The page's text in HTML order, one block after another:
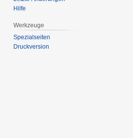
Hilfe
Werkzeuge
Spezialseiten
Druckversion